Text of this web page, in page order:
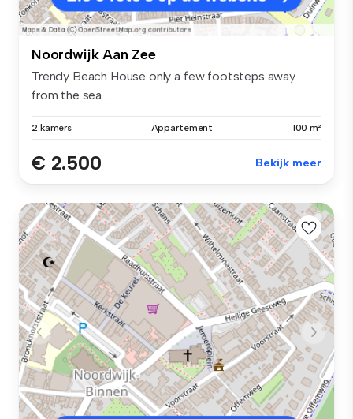
Noordwijk Aan Zee
Trendy Beach House only a few footsteps away
from the sea...
2 kamers Appartement 100 m²
€ 2.500 Bekijk meer